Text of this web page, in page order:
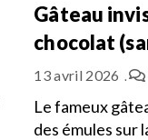
Gâteau
chocolat
13 avril 2026
Le fameux
des émules sur